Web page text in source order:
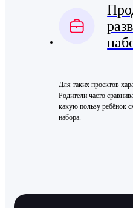
Для таких проектов
Родители часто
какую пользу ребёнок
набора.